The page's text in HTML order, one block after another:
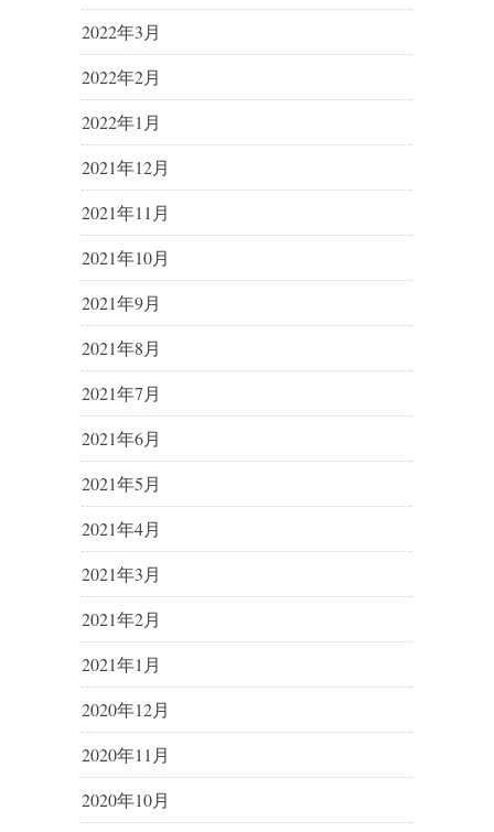
2022年3月
2022年2月
2022年1月
2021年12月
2021年11月
2021年10月
2021年9月
2021年8月
2021年7月
2021年6月
2021年5月
2021年4月
2021年3月
2021年2月
2021年1月
2020年12月
2020年11月
2020年10月